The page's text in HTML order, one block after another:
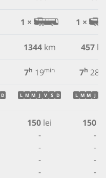
1 × 1 ×
1344km 457
7h 19min 7h 28
D L M M J V S D L M M J
150 lei
-
-
-
-
150
-
-
-
-